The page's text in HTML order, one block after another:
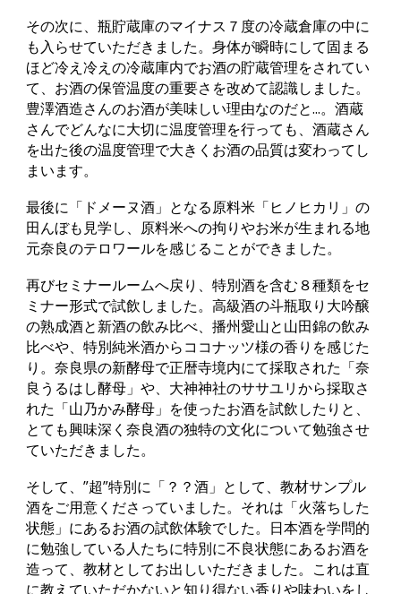
その次に、瓶貯蔵庫のマイナス７度の冷蔵倉庫の中に
も入らせていただきました。身体が瞬時にして固まる
ほど冷え冷えの冷蔵庫内でお酒の貯蔵管理をされてい
て、お酒の保管温度の重要さを改めて認識しました。
豊澤酒造さんのお酒が美味しい理由なのだと...。酒蔵
さんでどんなに大切に温度管理を行っても、酒蔵さん
を出た後の温度管理で大きくお酒の品質は変わってし
まいます。
最後に「ドメーヌ酒」となる原料米「ヒノヒカリ」の
田んぼも見学し、原料米への拘りやお米が生まれる地
元奈良のテロワールを感じることができました。
再びセミナールームへ戻り、特別酒を含む８種類をセ
ミナー形式で試飲しました。高級酒の斗瓶取り大吟醸
の熟成酒と新酒の飲み比べ、播州愛山と山田錦の飲み
比べや、特別純米酒からココナッツ様の香りを感じた
り。奈良県の新酵母で正暦寺境内にて採取された「奈
良うるはし酵母」や、大神神社のササユリから採取さ
れた「山乃かみ酵母」を使ったお酒を試飲したりと、
とても興味深く奈良酒の独特の文化について勉強させ
ていただきました。
そして、”超”特別に「？？酒」として、教材サンプル
酒をご用意くださっていました。それは「火落ちした
状態」にあるお酒の試飲体験でした。日本酒を学問的
に勉強している人たちに特別に不良状態にあるお酒を
造って、教材としてお出しいただきました。これは直
に教えていただかないと知り得ない香りや味わいをし